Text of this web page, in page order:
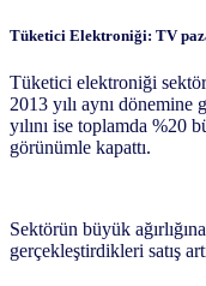
Tüketici Elektroniği: TV
Tüketici elektroniği
2013 yılı aynı
yılını ise toplamda %20
görünümle kapattı.
Sektörün büyük
gerçekleştirdikleri satış